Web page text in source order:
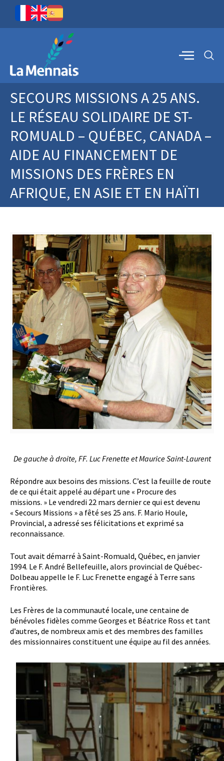
SECOURS MISSIONS A 25 ANS.
LE RÉSEAU SOLIDAIRE DE ST-
ROMUALD – QUÉBEC, CANADA –
AIDE AU FINANCEMENT DE
MISSIONS DES FRÈRES EN
AFRIQUE, EN ASIE ET EN HAÏTI
De gauche à droite, FF. Luc Frenette et Maurice Saint-Laurent
Répondre aux besoins des missions. C’est la feuille de route
de ce qui était appelé au départ une « Procure des
missions. » Le vendredi 22 mars dernier ce qui est devenu
« Secours Missions » a fêté ses 25 ans. F. Mario Houle,
Provincial, a adressé ses félicitations et exprimé sa
reconnaissance.
Tout avait démarré à Saint-Romuald, Québec, en janvier
1994. Le F. André Bellefeuille, alors provincial de Québec-
Dolbeau appelle le F. Luc Frenette engagé à Terre sans
Frontières.
Les Frères de la communauté locale, une centaine de
bénévoles fidèles comme Georges et Béatrice Ross et tant
d’autres, de nombreux amis et des membres des familles
des missionnaires constituent une équipe au fil des années.